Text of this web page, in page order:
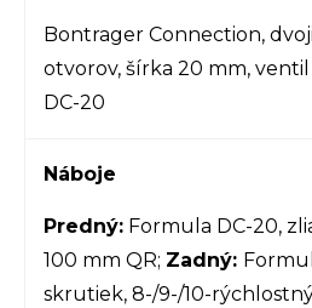
Bontrager Connection,
otvorov, šírka 20 mm,
DC-20
Náboje
Predný: Formula DC-20,
100 mm QR; Zadný:
skrutiek, 8-/9-/10-